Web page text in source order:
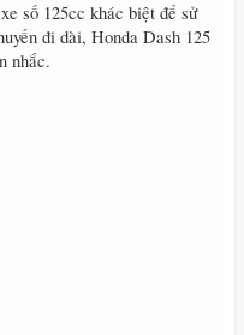
số 125cc khác biệt để sử
đi dài, Honda Dash 125
nhắc.